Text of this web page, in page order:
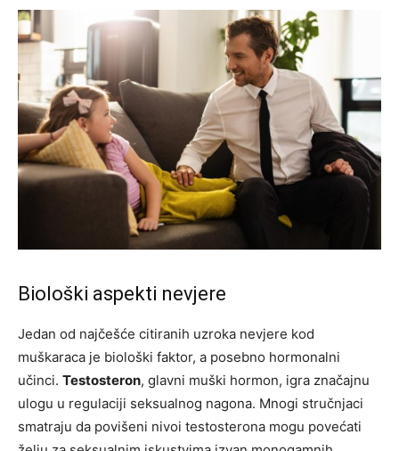
Biološki aspekti nevjere
Jedan od najčešće citiranih uzroka nevjere kod
muškaraca je biološki faktor, a posebno hormonalni
učinci. Testosteron, glavni muški hormon, igra značajnu
ulogu u regulaciji seksualnog nagona. Mnogi stručnjaci
smatraju da povišeni nivoi testosterona mogu povećati